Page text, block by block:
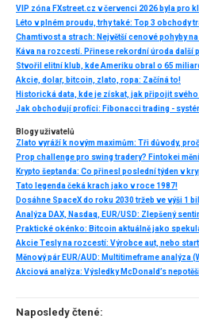
VIP zóna FXstreet.cz v červenci 2026 byla pro
Káva na rozcestí. Přinese rekordní úroda další
Akcie, dolar, bitcoin, zlato, ropa: Začíná to!
Blogy uživatelů
Prop challenge pro swing tradery? Fintokei
Tato legenda čeká krach jako v roce 1987!
Dosáhne SpaceX do roku 2030 tržeb ve výši 1
Akcie Tesly na rozcestí: Výrobce aut, nebo
Měnový pár EUR/AUD: Multitimeframe analýza
Naposledy čtené: